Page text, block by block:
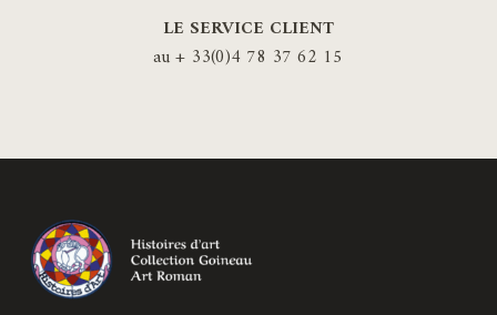
LE SERVICE CLIENT
au + 33(0)4 78 37 62 15